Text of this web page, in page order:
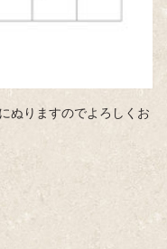
ぬりますのでよろしくお